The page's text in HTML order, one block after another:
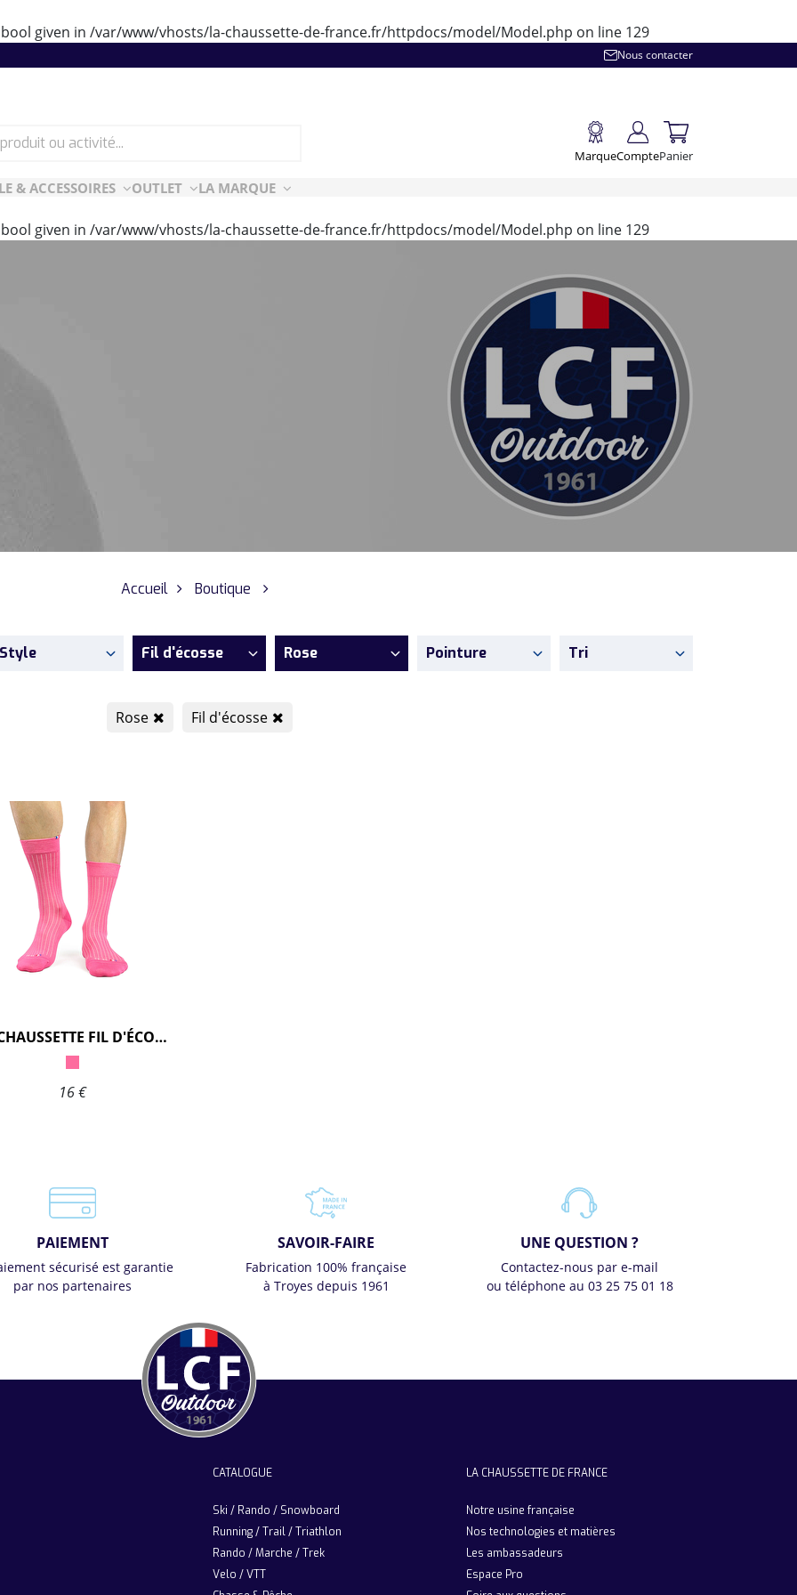
given in /var/www/vhosts/la-chaussette-de-france.fr/httpdocs/model/Model.php on line 129
Nous contacter
MarqueComptePanier
ESSENTIELLES
Style
& ACCESSOIRES OUTLET LA MARQUE
given in /var/www/vhosts/la-chaussette-de-france.fr/httpdocs/model/Model.php on line 129
Accueil Boutique
Style Fil d'écosse Rose Pointure Tri
Rose Fil d'écosse
MI-CHAUSSETTE FIL D'ÉCOSSE
16 €
PAIEMENT
sécurisé est garantie
par nos partenaires
SAVOIR-FAIRE
Fabrication 100% française
à Troyes depuis 1961
UNE QUESTION ?
Contactez-nous par e-mail
ou téléphone au 03 25 75 01 18
CATALOGUE
Ski / Rando / Snowboard
Running / Trail / Triathlon
Rando / Marche / Trek
Velo / VTT
LA CHAUSSETTE DE FRANCE
Notre usine française
Nos technologies et matières
Les ambassadeurs
Espace Pro